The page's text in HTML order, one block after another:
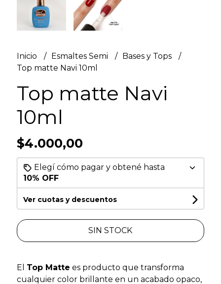
Inicio Esmaltes Semi
Bases y Tops
Top matte Navi 10ml
Top matte Navi
10ml
$4.000,00
Elegí cómo pagar y obtené hasta
10% OFF
Ver cuotas y descuentos
SIN STOCK
El Top Matte es producto que transforma
cualquier color brillante en un acabado opaco,